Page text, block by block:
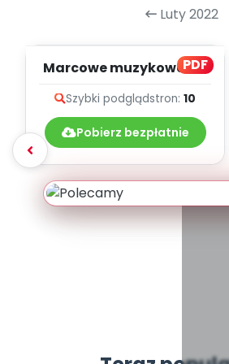
Luty 2022
PDF
Marcowe muzykowanie
Szybki podglądstron: 10
Pobierz bezpłatnie